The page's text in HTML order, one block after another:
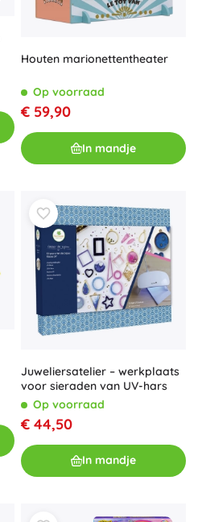
Houten marionettentheater
Op voorraad
€ 59,90
In mandje
Juweliersatelier – werkplaats
voor sieraden van UV-hars
Op voorraad
€ 44,50
In mandje